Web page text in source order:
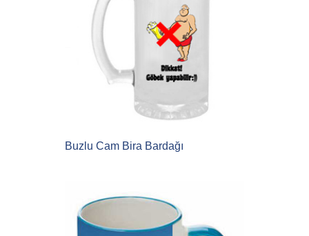
Buzlu Cam Bira Bardağı